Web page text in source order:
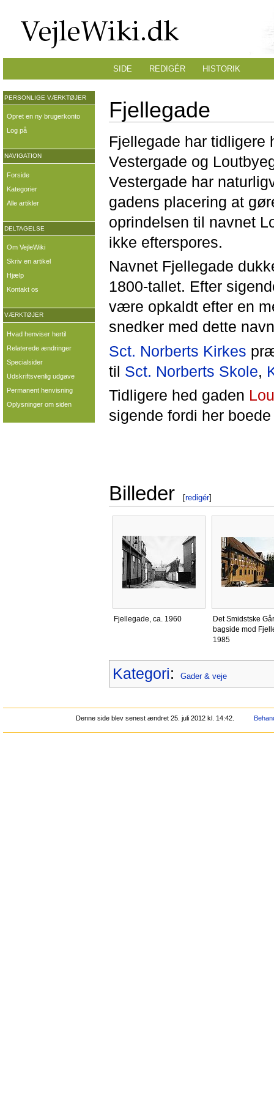
Fjellegade
Fjellegade har tidligere
Vestergade og
Vestergade har
gadens placering at
oprindelsen til navnet
ikke efterspores.
Navnet Fjellegade
1800-tallet. Efter
være opkaldt efter en
snedker med dette
Sct. Norberts Kirkes
til Sct. Norberts Skole,
Tidligere hed gaden
sigende fordi her
Billeder [redigér]
Fjellegade, ca. 1960
Det Smidstske
bagside mod
1985
Kategori: Gader & veje
SIDE REDIGÉR HISTORIK
PERSONLIGE VÆRKTØJER
Opret en ny brugerkonto
Log på
NAVIGATION
Forside
Kategorier
Alle artikler
DELTAGELSE
Om VejleWiki
Skriv en artikel
Hjælp
Kontakt os
VÆRKTØJER
Hvad henviser hertil
Relaterede ændringer
Specialsider
Udskriftsvenlig udgave
Permanent henvisning
Oplysninger om siden
Denne side blev senest ændret 25. juli 2012 kl. 14:42.